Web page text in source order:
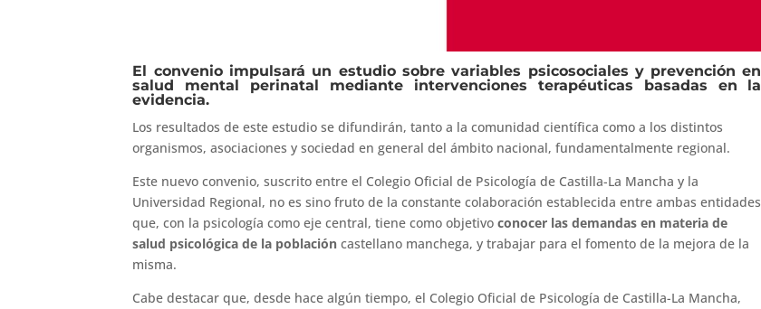
El convenio impulsará un estudio sobre variables psicosociales y prevención en
salud mental perinatal mediante intervenciones terapéuticas basadas en la
evidencia.
Los resultados de este estudio se difundirán, tanto a la comunidad científica como a los distintos
organismos, asociaciones y sociedad en general del ámbito nacional, fundamentalmente regional.
Este nuevo convenio, suscrito entre el Colegio Oficial de Psicología de Castilla-La Mancha y la
Universidad Regional, no es sino fruto de la constante colaboración establecida entre ambas entidades
que, con la psicología como eje central, tiene como objetivoconocer las demandas en materia de
salud psicológica de la poblacióncastellano manchega, y trabajar para el fomento de la mejora de la
misma.
Cabe destacar que, desde hace algún tiempo, el Colegio Oficial de Psicología de Castilla-La Mancha,